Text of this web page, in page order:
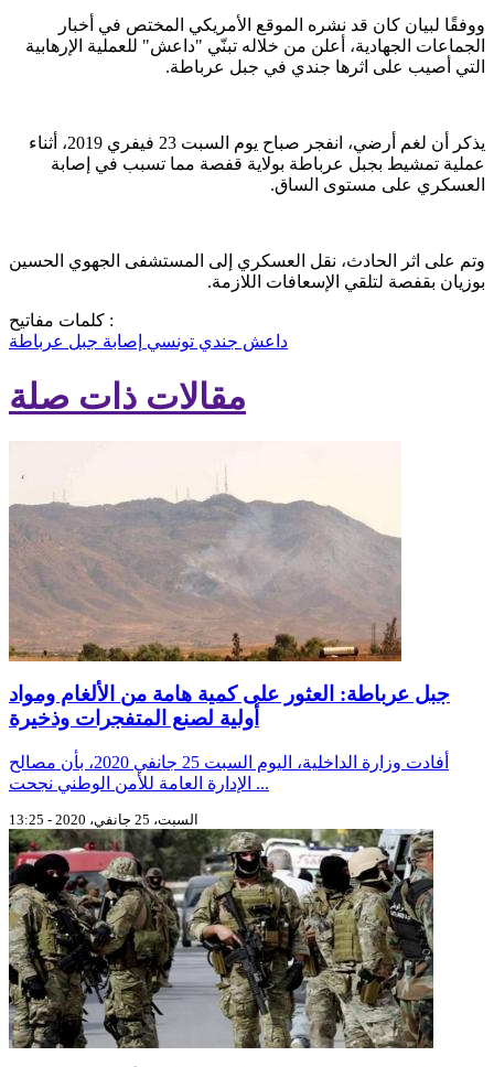
ووفقًا لبيان كان قد نشره الموقع الأمريكي المختص في أخبار
الجماعات الجهادية، أعلن من خلاله تبنّي "داعش" للعملية الإرهابية
التي أصيب على اثرها جندي في جبل عرباطة.
يذكر أن لغم أرضي، انفجر صباح يوم السبت 23 فيفري 2019، أثناء
عملية تمشيط بجبل عرباطة بولاية قفصة مما تسبب في إصابة
العسكري على مستوى الساق.
وتم على اثر الحادث، نقل العسكري إلى المستشفى الجهوي الحسين
بوزيان بقفصة لتلقي الإسعافات اللازمة.
كلمات مفاتيح :
داعش جندي تونسي إصابة جبل عرباطة
مقالات ذات صلة
جبل عرباطة: العثور على كمية هامة من الألغام ومواد
أولية لصنع المتفجرات وذخيرة
أفادت وزارة الداخلية، اليوم السبت 25 جانفي 2020، بأن مصالح
الإدارة العامة للأمن الوطني نجحت ...
السبت، 25 جانفي، 2020 - 13:25